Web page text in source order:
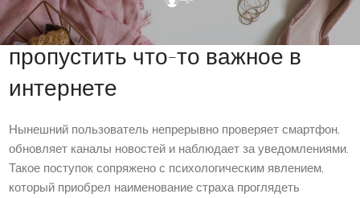
Психология опасения
пропустить что-то важное в
интернете
Нынешний пользователь непрерывно проверяет смартфон,
обновляет каналы новостей и наблюдает за уведомлениями.
Такое поступок сопряжено с психологическим явлением,
который приобрел наименование страха проглядеть